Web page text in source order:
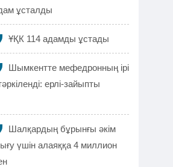
ұсталды
ҰҚК 114 адамды ұстады
Шымкентте мефедронның ірі
ерлі-зайыпты
Шалқардың бұрынғы әкім
үшін алаяққа 4 миллион